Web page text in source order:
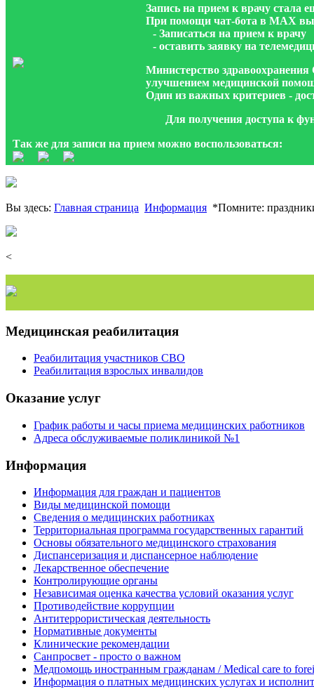
Запись на прием к врачу стала
При помощи чат-бота в МАХ вы
- Записаться на прием к врачу
- оставить заявку на
Министерство
улучшением медицинской
Один из важных критериев -
Для получения доступа к
Так же для записи на прием можно воспользоваться:
Вы здесь: Главная страница Информация *Помните:
<
Медицинская реабилитация
Реабилитация участников СВО
Реабилитация взрослых инвалидов
Оказание услуг
График работы и часы приема медицинских работников
Адреса обслуживаемые поликлиникой №1
Информация
Информация для граждан и пациентов
Виды медицинской помощи
Сведения о медицинских работниках
Территориальная программа государственных гарантий
Основы обязательного медицинского страхования
Диспансеризация и диспансерное наблюдение
Лекарственное обеспечение
Контролирующие органы
Независимая оценка качества условий оказания услуг
Противодействие коррупции
Антитеррористическая деятельность
Нормативные документы
Клинические рекомендации
Санпросвет - просто о важном
Медпомощь иностранным гражданам / Medical care to
Информация о платных медицинских услугах и